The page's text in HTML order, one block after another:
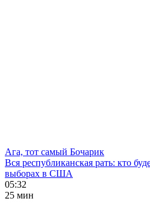
Ага, тот самый Бочарик
Вся республиканская рать: кто
выборах в США
05:32
25 мин